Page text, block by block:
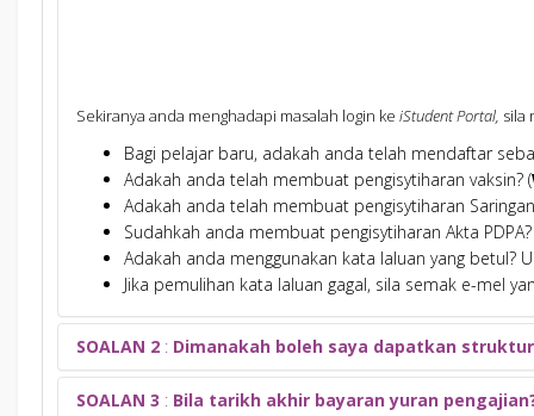
Sekiranya anda menghadapi masalah login ke iStudent Portal, sila
Bagi pelajar baru, adakah anda telah mendaftar
Adakah anda telah membuat pengisytiharan vaksin? (
Adakah anda telah membuat pengisytiharan
Sudahkah anda membuat pengisytiharan Akta
Adakah anda menggunakan kata laluan yang
Jika pemulihan kata laluan gagal, sila semak e-mel
SOALAN 2 : Dimanakah boleh saya dapatkan
Jawapan:
SOALAN 3 : Bila tarikh akhir bayaran yuran